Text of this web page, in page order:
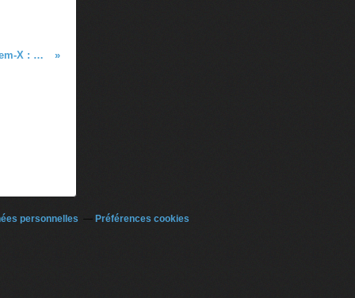
Succès du lancement du satellite Tandem-X : début d'une mission de 3 ans pour créer un nouveau modèle numérique 3D de l'ensemble de la Terre
personnelles Préférences cookies